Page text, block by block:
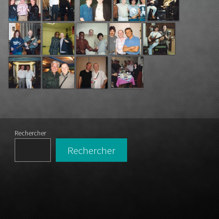
Rechercher
Rechercher